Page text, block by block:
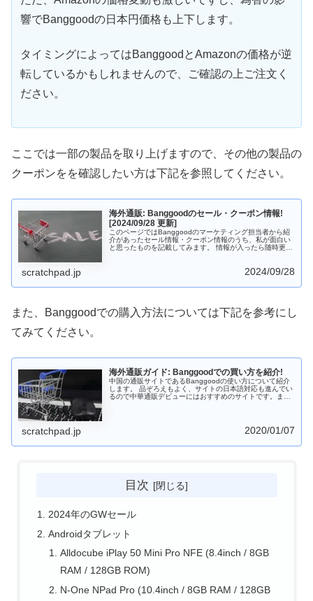
響でBanggoodの日本円価格も上下します。
タイミングによってはBanggoodとAmazonの価格が逆
転しているかもしれませんので、ご確認の上ご注文く
ださい。
ここでは一部の製品を取り上げますので、その他の製品の
クーポンをを確認したい方は下記を参照してください。
海外通販: Banggoodのセール・クーポン情報!
[2024/09/28 更新]
このページではBanggoodのマーケティング担当者から紹
介があったセール情報・クーポン情報のうち、私が面白い
と思ったものを記載してみます。 情報が入ったら随時更新
scratchpad.jp 2024/09/28
また、Banggoodでの購入方法については下記を参考にし
てみてください。
海外通販ガイド: Banggoodでの買い方を紹介!
中国の通販サイトであるBanggoodの使い方について紹介
します。 品ぞろえもよく、サイトの日本語対応も進んでい
るので中華通販デビューにはおすすめのサイトです。また
scratchpad.jp 2020/01/07
目次
2024年のGWセール
Androidタブレット
Alldocube iPlay 50 Mini Pro NFE (8.4inch / 8GB
RAM / 128GB ROM)
N-One NPad Pro (10.4inch / 8GB RAM / 128GB